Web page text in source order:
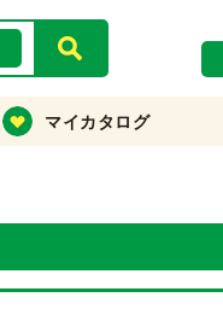
合計： 0円
マイカタログ